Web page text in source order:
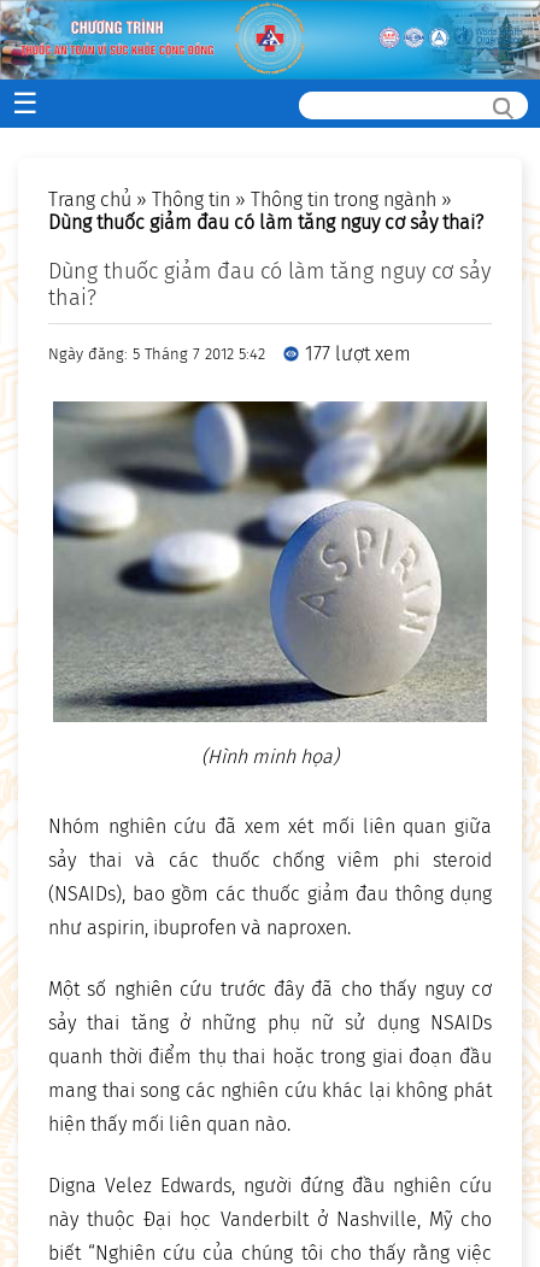
☰
Trang chủ » Thông tin » Thông tin trong ngành »
Dùng thuốc giảm đau có làm tăng nguy cơ sảy thai?
Dùng thuốc giảm đau có làm tăng nguy cơ sảy
thai?
Ngày đăng: 5 Tháng 7 2012 5:42 177 lượt xem
(Hình minh họa)
Nhóm nghiên cứu đã xem xét mối liên quan giữa
sảy thai và các thuốc chống viêm phi steroid
(NSAIDs), bao gồm các thuốc giảm đau thông dụng
như aspirin, ibuprofen và naproxen.
Một số nghiên cứu trước đây đã cho thấy nguy cơ
sảy thai tăng ở những phụ nữ sử dụng NSAIDs
quanh thời điểm thụ thai hoặc trong giai đoạn đầu
mang thai song các nghiên cứu khác lại không phát
hiện thấy mối liên quan nào.
Digna Velez Edwards, người đứng đầu nghiên cứu
này thuộc Đại học Vanderbilt ở Nashville, Mỹ cho
biết “Nghiên cứu của chúng tôi cho thấy rằng việc